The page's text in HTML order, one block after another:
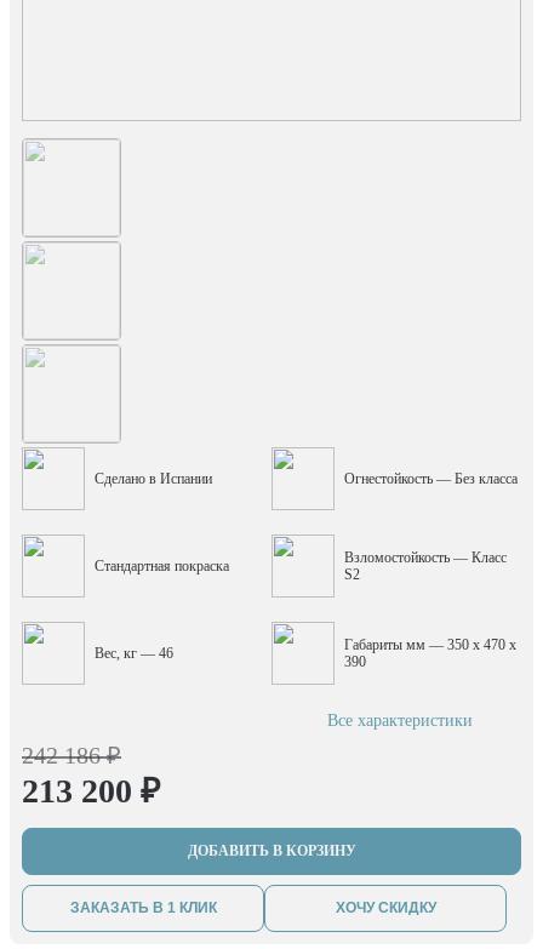
Сделано в Испании Огнестойкость — Без класса
Стандартная покраска
Взломостойкость — Класс
S2
Вес, кг — 46
Габариты мм — 350 x 470 x
390
Все характеристики
242 186 ₽
213 200 ₽
ДОБАВИТЬ В КОРЗИНУ
ЗАКАЗАТЬ В 1 КЛИК ХОЧУ СКИДКУ